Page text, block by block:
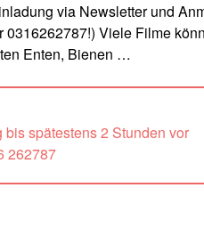
via Newsletter und
Viele Filme
Enten, Bienen …
spätestens 2 Stunden vor
262787